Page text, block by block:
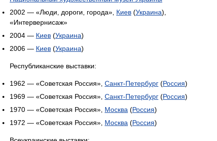
2002 — «Люди, дороги, города», Киев (Украина),
«Интервернисаж»
2004 — Киев (Украина)
2006 — Киев (Украина)
Республиканские выставки:
1962 — «Советская Россия», Санкт-Петербург (Россия)
1969 — «Советская Россия», Санкт-Петербург (Россия)
1970 — «Советская Россия», Москва (Россия)
1972 — «Советская Россия», Москва (Россия)